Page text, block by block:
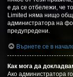
е да се отбележи, че
Limited няма нищо
администратора на
предупредени.
Върнете се в
Как мога да
Ако администратора